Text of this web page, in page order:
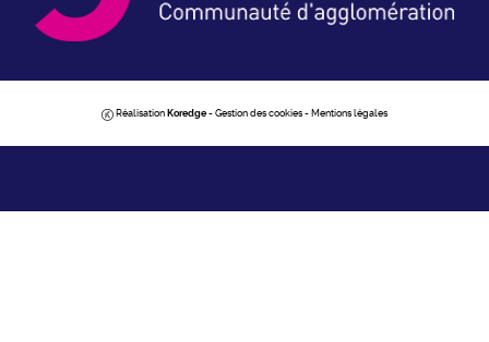
Réalisation Koredge - Gestion des cookies - Mentions légales